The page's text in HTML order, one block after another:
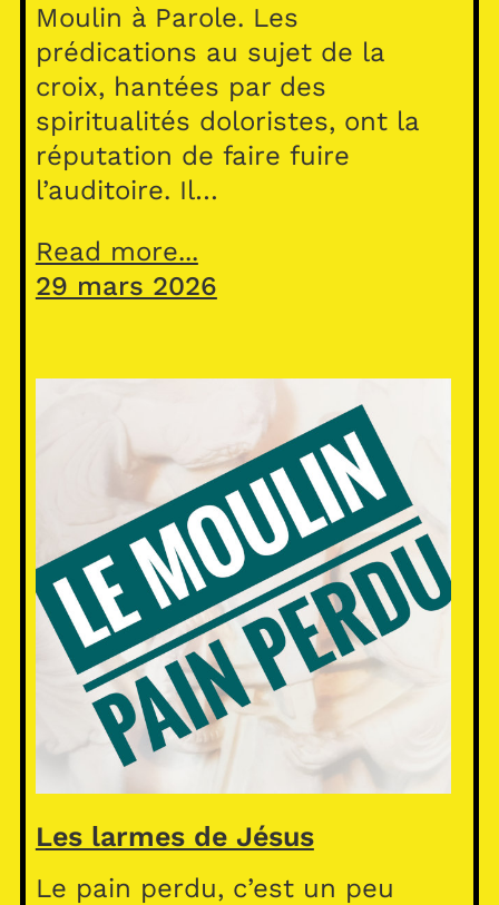
Moulin à Parole. Les
prédications au sujet de la
croix, hantées par des
spiritualités doloristes, ont la
réputation de faire fuire
l’auditoire. Il…
Read more...
29 mars 2026
Les larmes de Jésus
Le pain perdu, c’est un peu